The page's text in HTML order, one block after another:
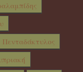
Πενταδάκτυλος